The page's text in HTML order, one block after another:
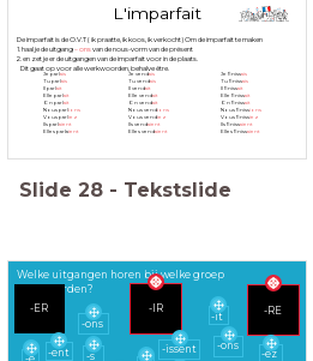
L'imparfait
De imparfait is de O.V.T ( ik praatte, ik koos, ik verkocht) Om de imparfait te maken
1.haal je de uitgang– onsvan de nous-vorm van de présent
2. en zet je er de uitgangen van de imparfait voor in de plaats.
Dit gaat op voor alle werkwoorden, behalve être.
Je finissais
Tu finissais
Il finissait
Elle finissait
On finissait
Nous finissions
Vous finissiez
Ils finissaient
Elles finissaient
On vendait
Nous vendions
Je parlais
Tu parlais
Il parlait
Elle parlait
On parlait
Nous parlions
Vous parliez
Ils parlaient
Elles parlaient
Je vendais
Tu vendais
Il vendait
Elle vendait
On vendait
Nous vendions
Vous vendiez
Ils vendaient
Elles vendaient
Slide 28 - Tekstslide
Welke uitgangen horen bij welke groep
werkwoorden?
-RE
-ER -IR -RE
-ons
-ez
-ent
-it
-issent
-s
-ons